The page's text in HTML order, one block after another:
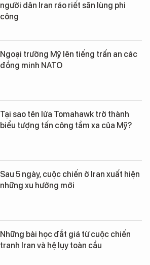
người dân Iran ráo riết săn lùng phi
công
Ngoại trưởng Mỹ lên tiếng trấn an các
đồng minh NATO
Tại sao tên lửa Tomahawk trở thành
biểu tượng tấn công tầm xa của Mỹ?
Sau 5 ngày, cuộc chiến ở Iran xuất hiện
những xu hướng mới
Những bài học đắt giá từ cuộc chiến
tranh Iran và hệ lụy toàn cầu